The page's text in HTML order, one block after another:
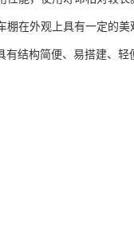
棚在外观上具有一定的
有结构简便、易搭建、